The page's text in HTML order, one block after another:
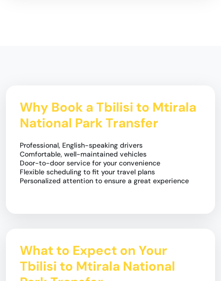
Why Book a Tbilisi to Mtirala
National Park Transfer
Professional, English-speaking drivers
Comfortable, well-maintained vehicles
Door-to-door service for your convenience
Flexible scheduling to fit your travel plans
Personalized attention to ensure a great experience
What to Expect on Your
Tbilisi to Mtirala National